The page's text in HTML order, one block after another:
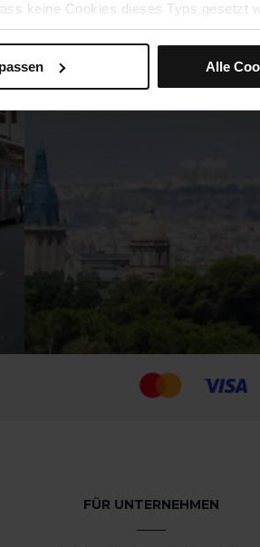
keine Cookies dieses Typs gesetzt
Sie die Installation all dieser
können Sie angeben, ob Sie die
auf „Auswählen und konfigurieren“.
empfehlen Ihnen, dass Sie die
B. Sprache) zu speichern und Ihre
der Website. Wenn Sie sie nicht
Richtlinie
Sie auf die Option „Cookies
Alle
FÜR UNTERNEHMEN